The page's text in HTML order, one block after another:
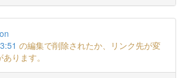
の編集で削除されたか、リンク先が変
ります。